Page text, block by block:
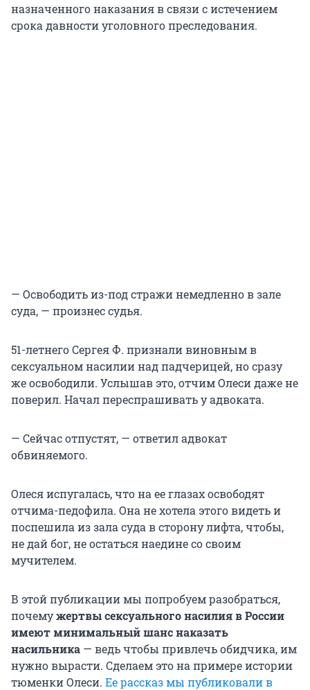
назначенного наказания в связи с истечением
срока давности уголовного преследования.
— Освободить из-под стражи немедленно в зале
суда, — произнес судья.
51-летнего Сергея Ф. признали виновным в
сексуальном насилии над падчерицей, но сразу
же освободили. Услышав это, отчим Олеси даже не
поверил. Начал переспрашивать у адвоката.
— Сейчас отпустят, — ответил адвокат
обвиняемого.
Олеся испугалась, что на ее глазах освободят
отчима-педофила. Она не хотела этого видеть и
поспешила из зала суда в сторону лифта, чтобы,
не дай бог, не остаться наедине со своим
мучителем.
В этой публикации мы попробуем разобраться,
почемужертвы сексуального насилия в России
имеют минимальный шанс наказать
насильника — ведь чтобы привлечь обидчика, им
нужно вырасти. Сделаем это на примере истории
тюменки Олеси. Ее рассказ мы публиковали в